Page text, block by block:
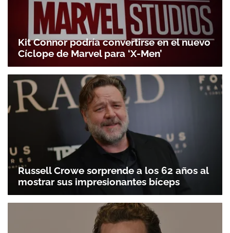
Kit Connor podría convertirse en el nuevo
Cíclope de Marvel para ‘X-Men’
Russell Crowe sorprende a los 62 años al
mostrar sus impresionantes bíceps